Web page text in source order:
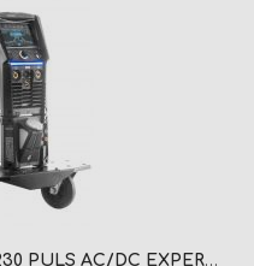
SPAWARKA EWM TETRIX XQ 230 PULS AC/DC EXPERT 3.0 5P (090-005631-00002)